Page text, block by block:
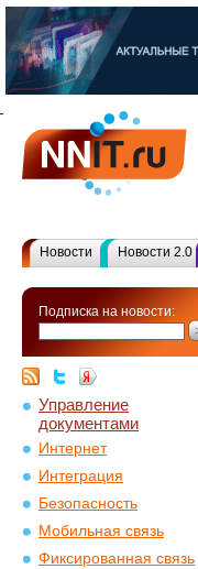
Новости Новости 2.0
Подписка на новости:
Управление
документами
Интернет
Интеграция
Безопасность
Мобильная связь
Фиксированная связь